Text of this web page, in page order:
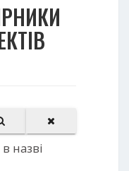
назві